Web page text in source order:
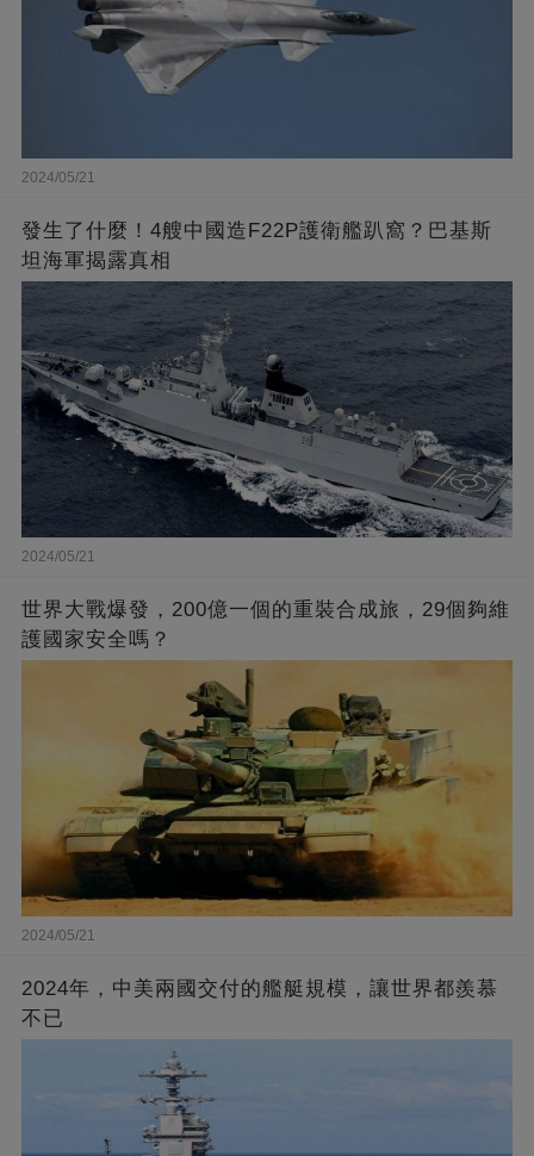
2024/05/21
發生了什麼！4艘中國造F22P護衛艦趴窩？巴基斯
坦海軍揭露真相
2024/05/21
世界大戰爆發，200億一個的重裝合成旅，29個夠維
護國家安全嗎？
2024/05/21
2024年，中美兩國交付的艦艇規模，讓世界都羨慕
不已